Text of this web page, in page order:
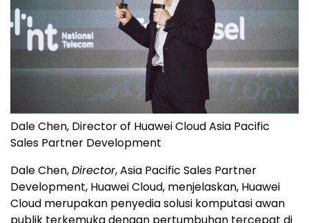
Dale Chen, Director of Huawei Cloud Asia Pacific
Sales Partner Development
Dale Chen,Director, Asia Pacific Sales Partner
Development, Huawei Cloud, menjelaskan, Huawei
Cloud merupakan penyedia solusi komputasi awan
publik terkemuka dengan pertumbuhan tercepat di